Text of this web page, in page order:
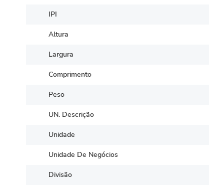
IPI
Altura
Largura
Comprimento
Peso
UN. Descrição
Unidade
Unidade De Negócios
Divisão